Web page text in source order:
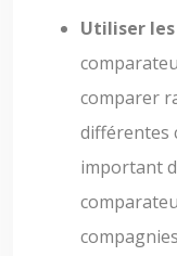
Utiliser
comparer
différentes
important